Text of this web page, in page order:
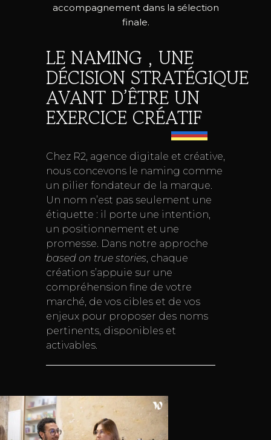
accompagnement dans la sélection
finale.
LE NAMING , UNE
DÉCISION STRATÉGIQUE
AVANT D’ÊTRE UN
EXERCICE CRÉATIF
Chez R2, agence digitale et créative,
nous concevons le naming comme
un pilier fondateur de la marque.
Un nom n’est pas seulement une
étiquette : il porte une intention,
un positionnement et une
promesse. Dans notre approche
based on true stories, chaque
création s’appuie sur une
compréhension fine de votre
marché, de vos cibles et de vos
enjeux pour proposer des noms
pertinents, disponibles et
activables.